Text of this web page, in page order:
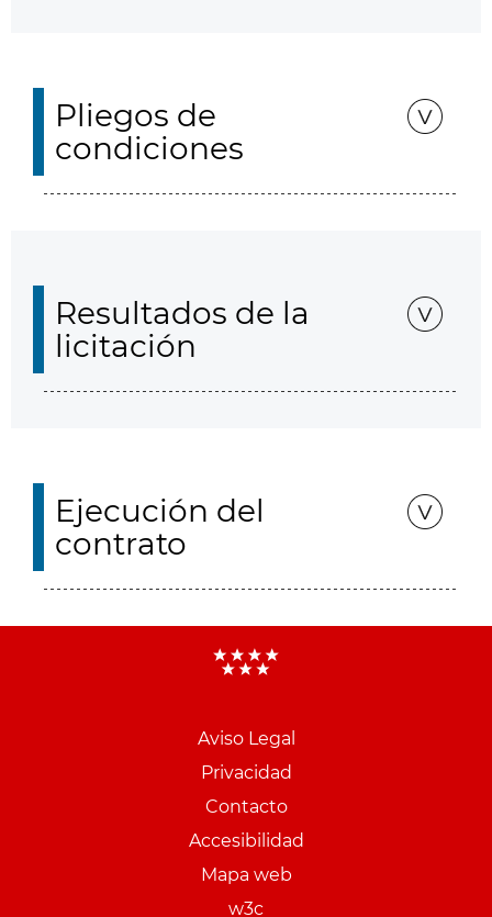
Pliegos de
condiciones
Resultados de la
licitación
Ejecución del
contrato
Aviso Legal
Privacidad
Contacto
Accesibilidad
Mapa web
w3c